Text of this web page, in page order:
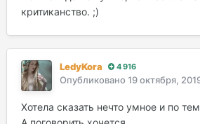
критиканство. ;)
LedyKora 4 916
Опубликовано 19 октября,
Хотела сказать нечто умное и по